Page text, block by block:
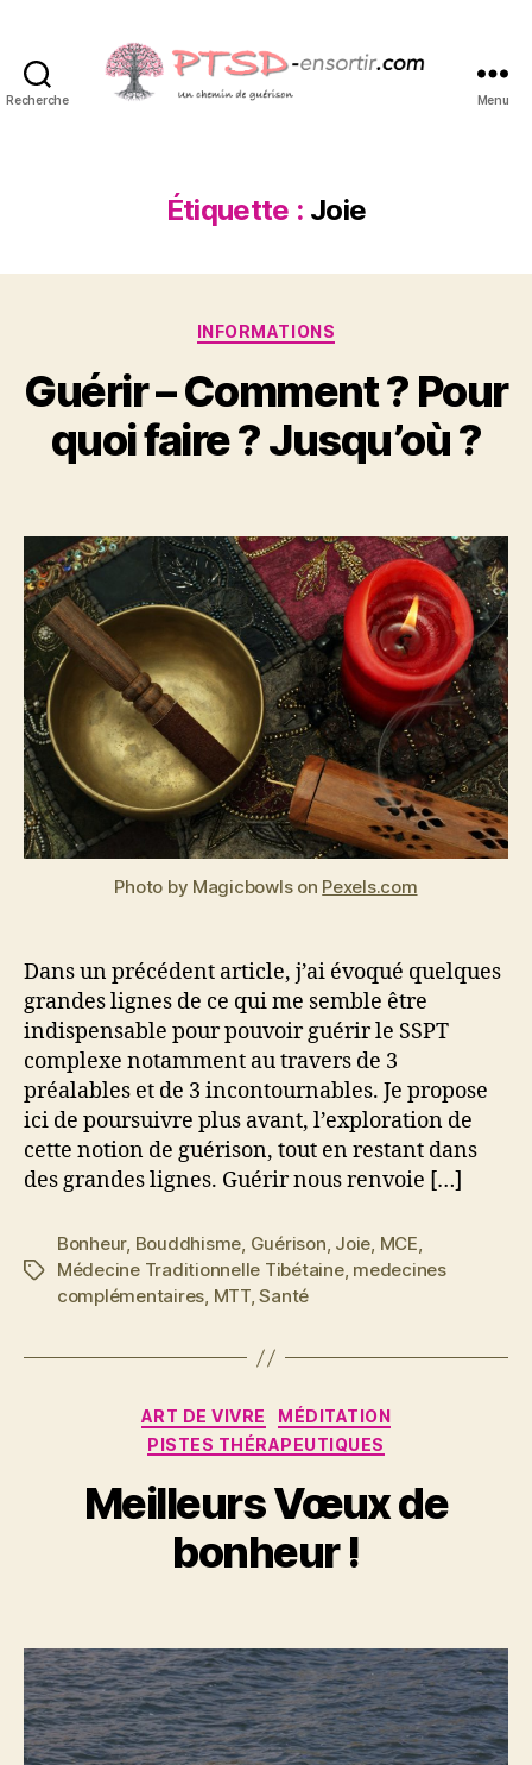
Recherche Menu
Étiquette : Joie
Catégories
INFORMATIONS
Guérir – Comment ? Pour
quoi faire ? Jusqu’où ?
l’article
a
S
a
i
n
l’article
5
u
0
2
1
Photo by Magicbowls on Pexels.com
Dans un précédent article, j’ai évoqué quelques
grandes lignes de ce qui me semble être
indispensable pour pouvoir guérir le SSPT
complexe notamment au travers de 3
préalables et de 3 incontournables. Je propose
ici de poursuivre plus avant, l’exploration de
cette notion de guérison, tout en restant dans
des grandes lignes. Guérir nous renvoie […]
Étiquettes
Bonheur, Bouddhisme, Guérison, Joie, MCE,
Médecine Traditionnelle Tibétaine, medecines
complémentaires, MTT,Santé
Catégories
ART DE VIVRE
MÉDITATION
PISTES THÉRAPEUTIQUES
Meilleurs Vœux de
bonheur !
l’article
a
S
a
i
n
l’article
5
a
v
2
0
2
1